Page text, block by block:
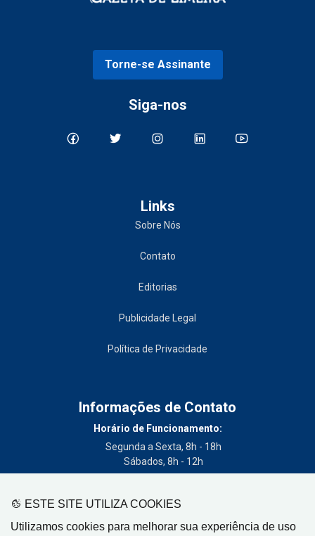
ESTE SITE UTILIZA COOKIES
Utilizamos cookies para melhorar sua experiência de uso
Torne-se Assinante
Siga-nos
Links
Sobre Nós
Contato
Editorias
Publicidade Legal
Política de Privacidade
Informações de Contato
Horário de Funcionamento:
Segunda a Sexta, 8h - 18h
Sábados, 8h - 12h
(19) 3404-3700
Circulação: